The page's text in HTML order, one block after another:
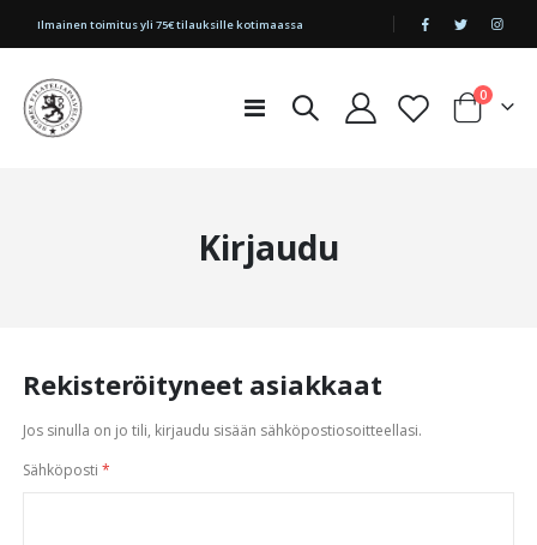
|
Ilmainen toimitus yli 75€ tilauksille kotimaassa
Toggle
Cart
0tuotetta
Kirjaudu
Rekisteröityneet asiakkaat
Jos sinulla on jo tili, kirjaudu sisään sähköpostiosoitteellasi.
Sähköposti